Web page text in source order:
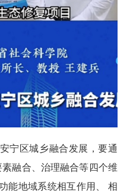
宁区城乡融合发展，要通
融合、治理融合等四个维
能地域系统相互作用、 相